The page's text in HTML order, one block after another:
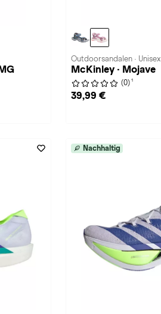
Outdoorsandalen · Unisex
McKinley · Mojave
(0) 1
39,99 €
Nachhaltig